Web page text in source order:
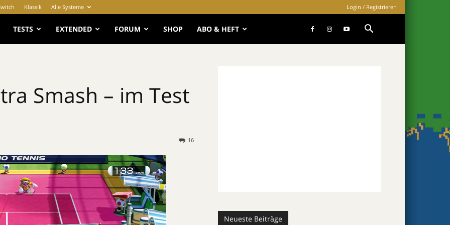
Klassik Alle Systeme Login / Registrieren
TESTS EXTENDED FORUM SHOP ABO & HEFT
Smash – im Test
16
Neueste Beiträge